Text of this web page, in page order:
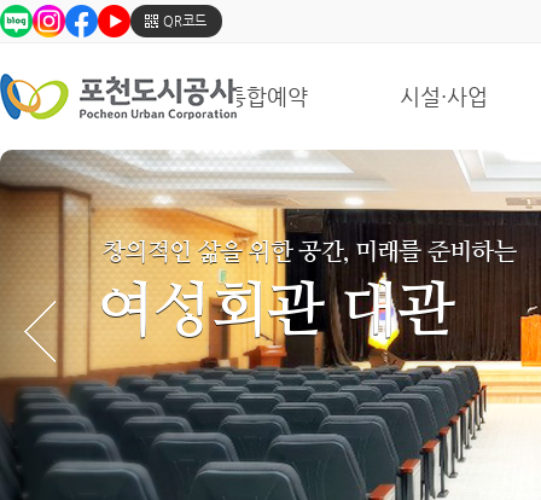
포
천
시
공
의
QR코드
통합예약 시설·사업
창의적인 삶을 위한 공간, 미래를 준비하는
여성회관 대관